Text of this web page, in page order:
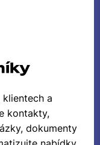
a
kontakty,
dokumenty